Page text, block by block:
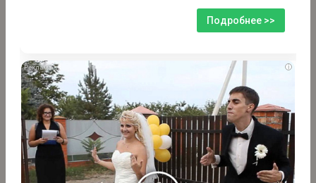
Подробнее >>
i